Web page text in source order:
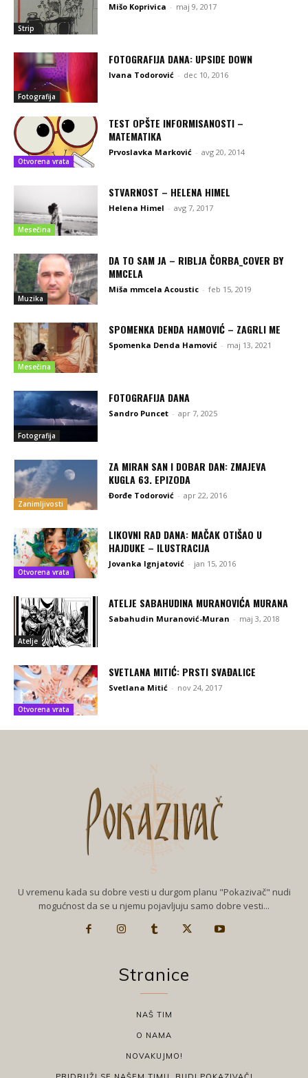
Strip
Mišo Koprivica - maj 9, 2017
Fotografija
FOTOGRAFIJA DANA: UPSIDE DOWN
Ivana Todorović - dec 10, 2016
Otvorena vrata
TEST OPŠTE INFORMISANOSTI –
MATEMATIKA
Prvoslavka Marković - avg 20, 2014
Mesečina
STVARNOST – HELENA HIMEL
Helena Himel - avg 7, 2017
Muzika
DA TO SAM JA – RIBLJA ČORBA_COVER BY
MMCELA
Miša mmcela Acoustic - feb 15, 2019
Mesečina
SPOMENKA DENDA HAMOVIĆ – ZAGRLI ME
Spomenka Denda Hamović - maj 13, 2021
Fotografija
FOTOGRAFIJA DANA
Sandro Puncet - apr 7, 2025
Zanimljivosti
ZA MIRAN SAN I DOBAR DAN: ZMAJEVA
KUGLA 63. EPIZODA
Đorđe Todorović - apr 22, 2016
Otvorena vrata
LIKOVNI RAD DANA: MAČAK OTIŠAO U
HAJDUKE – ILUSTRACIJA
Jovanka Ignjatović - jan 15, 2016
Atelje
ATELJE SABAHUDINA MURANOVIĆA MURANA
Sabahudin Muranović-Muran - maj 3, 2018
Otvorena vrata
SVETLANA MITIĆ: PRSTI SVAĐALICE
Svetlana Mitić - nov 24, 2017
U vremenu kada su dobre vesti u durgom planu "Pokazivač" nudi
mogućnost da se u njemu pojavljuju samo dobre vesti...
Stranice
NAŠ TIM
O NAMA
NOVAKUJMO!